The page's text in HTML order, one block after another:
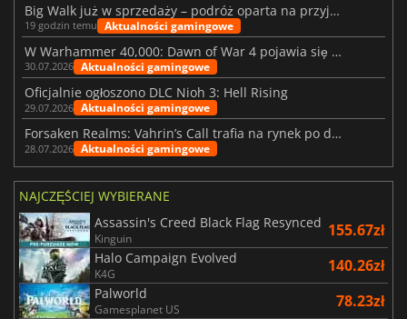
Big Walk już w sprzedaży – podróż oparta na przyjaźni
19 godzin temu Aktualności gamingowe
W Warhammer 40,000: Dawn of War 4 pojawia się frakcja Nekronów
30.07.2026 Aktualności gamingowe
Oficjalnie ogłoszono DLC Nioh 3: Hell Rising
29.07.2026 Aktualności gamingowe
Forsaken Realms: Vahrin’s Call trafia na rynek po dziesięciu latach prac
28.07.2026 Aktualności gamingowe
NAJCZĘŚCIEJ WYBIERANE
Assassin's Creed Black Flag Resynced
Kinguin 155.67zł
Halo Campaign Evolved
K4G 140.26zł
Palworld
Gamesplanet US 78.23zł